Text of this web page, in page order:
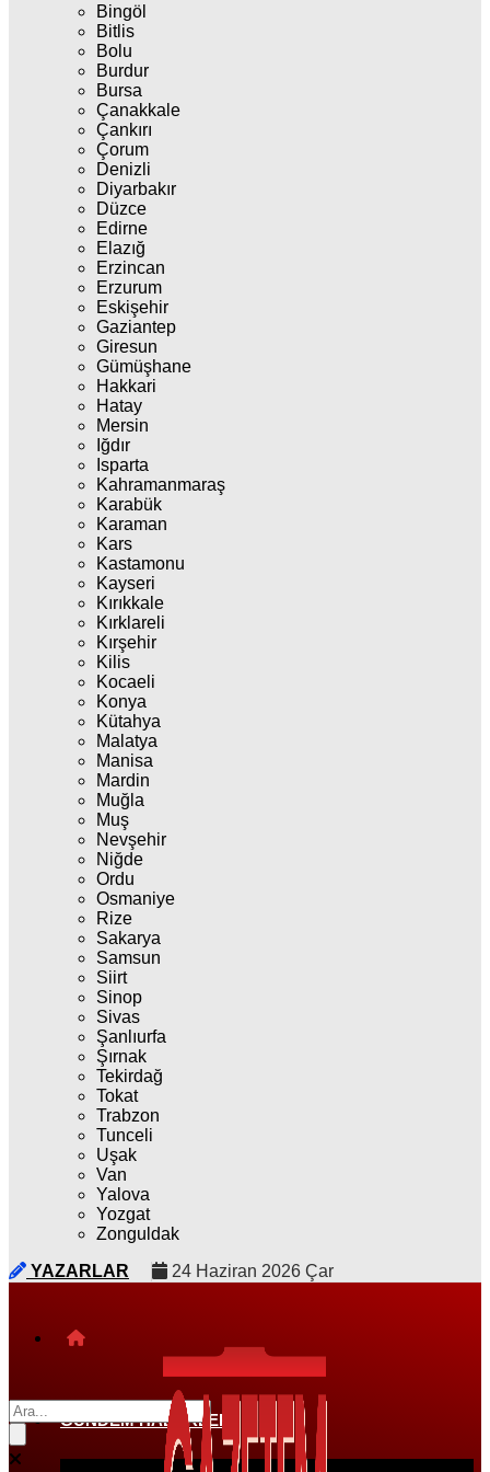
Bingöl
Bitlis
Bolu
Burdur
Bursa
Çanakkale
Çankırı
Çorum
Denizli
Diyarbakır
Düzce
Edirne
Elazığ
Erzincan
Erzurum
Eskişehir
Gaziantep
Giresun
Gümüşhane
Hakkari
Hatay
Mersin
Iğdır
Isparta
Kahramanmaraş
Karabük
Karaman
Kars
Kastamonu
Kayseri
Kırıkkale
Kırklareli
Kırşehir
Kilis
Kocaeli
Konya
Kütahya
Malatya
Manisa
Mardin
Muğla
Muş
Nevşehir
Niğde
Ordu
Osmaniye
Rize
Sakarya
Samsun
Siirt
Sinop
Sivas
Şanlıurfa
Şırnak
Tekirdağ
Tokat
Trabzon
Tunceli
Uşak
Van
Yalova
Yozgat
Zonguldak
YAZARLAR
24 Haziran 2026 Çar
GÜNDEM HABERLERI